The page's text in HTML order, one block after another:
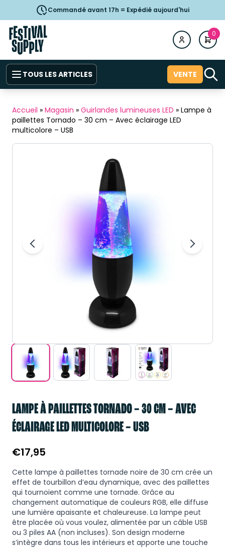
Commandé avant 17h = Expédié aujourd'hui
0
TOUS LES ARTICLES VENTE
Accueil » Magasin » Guirlandes lumineuses LED » Lampe à
paillettes Tornado – 30 cm – Avec éclairage LED
multicolore – USB
LAMPE À PAILLETTES TORNADO – 30 CM – AVEC
ÉCLAIRAGE LED MULTICOLORE – USB
€17,95
Cette lampe à paillettes tornade noire de 30 cm crée un
effet de tourbillon d’eau dynamique, avec des paillettes
qui tournoient comme une tornade. Grâce au
changement automatique de couleurs RGB, elle diffuse
une lumière apaisante et chaleureuse. La lampe peut
être placée où vous voulez, alimentée par un câble USB
ou 3 piles AA (non incluses). Son design moderne
s’intègre dans tous les intérieurs et apporte une touche